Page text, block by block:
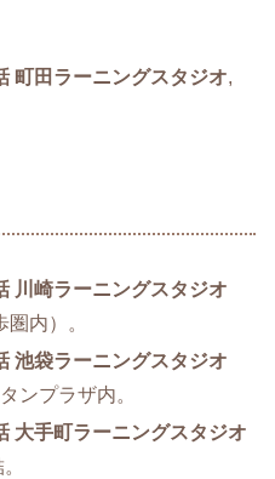
町田ラーニングスタジオ,
川崎ラーニングスタジオ
内）。
池袋ラーニングスタジオ
ンプラザ内。
大手町ラーニングスタジオ